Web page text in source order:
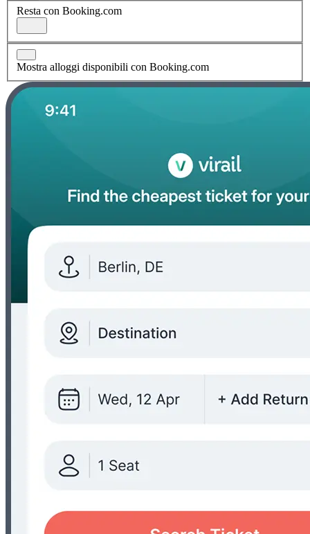
Resta con Booking.com
Mostra alloggi disponibili con Booking.com